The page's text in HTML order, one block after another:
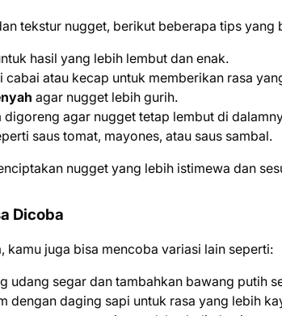
tekstur nugget, berikut beberapa tips yang
hasil yang lebih lembut dan enak.
cabai atau kecap untuk memberikan rasa
agar nugget lebih gurih.
digoreng agar nugget tetap lembut di
saus tomat, mayones, atau saus sambal.
nugget yang lebih istimewa dan
Dicoba
kamu juga bisa mencoba variasi lain seperti:
udang segar dan tambahkan bawang putih
dengan daging sapi untuk rasa yang lebih